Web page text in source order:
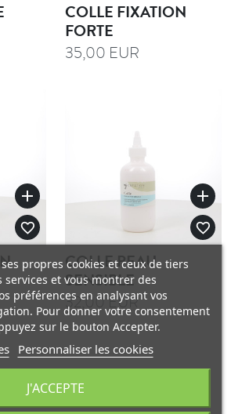
COLLE FIXATION
FORTE
35,00 EUR
add
favorite_border
add
favorite_border
COLLE PEAU
SENSIBLE
32,00 EUR
propres cookies et ceux de tiers
et vous montrer des
préférences en analysant vos
Pour donner votre consentement
sur le bouton Accepter.
Personnaliser les cookies
J'ACCEPTE